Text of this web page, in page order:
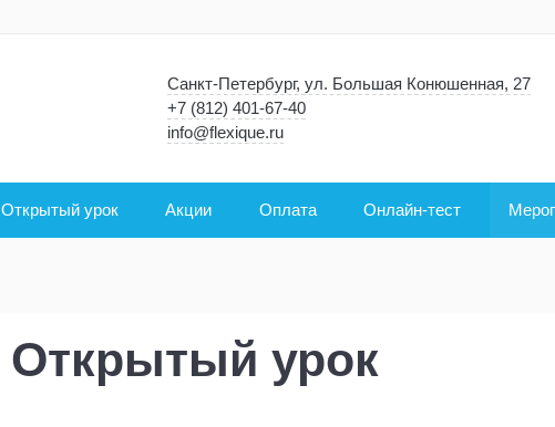
Санкт-Петербург, ул. Большая Конюшенная, 27
+7 (812) 401-67-40
info@flexique.ru
Открытый урок Акции Оплата Онлайн-тест
Открытый урок